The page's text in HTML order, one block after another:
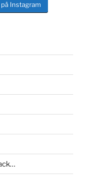
på Instagram